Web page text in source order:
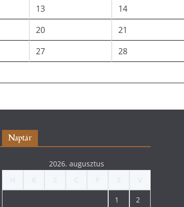
13 14
20 21
27 28
Naptár
2026. augusztus
1 2